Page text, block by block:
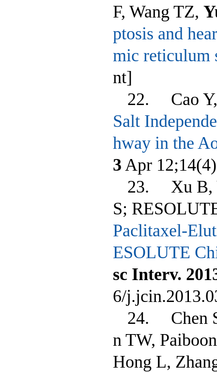
F, Wang TZ,
ptosis and
mic reticulum
nt]
22. Cao Y,
Salt
hway in the
3 Apr
23. Xu B,
S;
Paclitaxel-
ESOLUTE
sc Interv.
6/
24. Chen
n TW,
Hong L,